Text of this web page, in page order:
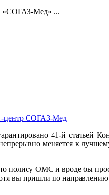
«СОГАЗ-Мед» ...
41-й статьей
меняется к
по полису ОМС и вроде бы
вы пришли по